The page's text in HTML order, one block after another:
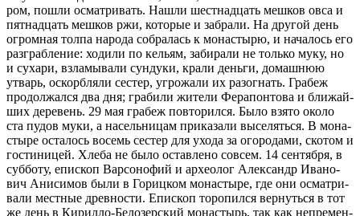
ром, по­шли осмат­ри­вать. На­шли шест­на­дцать меш­ков ов­са и
пят­на­дцать меш­ков ржи, ко­то­рые и за­бра­ли. На дру­гой день
огром­ная тол­па на­ро­да со­бра­лась к мо­на­сты­рю, и на­ча­лось его
раз­граб­ле­ние: хо­ди­ли по ке­льям, за­би­ра­ли не толь­ко му­ку, но
и су­ха­ри, взла­мы­ва­ли сун­ду­ки, кра­ли день­ги, до­маш­нюю
утварь, оскорб­ля­ли се­стер, угро­жа­ли их разо­гнать. Гра­беж
про­дол­жал­ся два дня; гра­би­ли жи­те­ли Фе­ра­пон­то­ва и бли­жай­
ших де­ре­вень. 29 мая гра­беж по­вто­рил­ся. Бы­ло взя­то око­ло
ста пу­дов му­ки, а на­сель­ни­цам при­ка­за­ли вы­се­лять­ся. В мо­на­
сты­ре оста­лось во­семь се­стер для ухо­да за ого­ро­да­ми, ско­том и
го­сти­ни­цей. Хле­ба не бы­ло остав­ле­но со­всем. 14 сен­тяб­ря, в
суб­бо­ту, епи­скоп Вар­со­но­фий и ар­хео­лог Алек­сандр Ива­но­
вич Ани­си­мов бы­ли в Го­риц­ком мо­на­сты­ре, где они осмат­ри­
ва­ли мест­ные древ­но­сти. Епи­скоп то­ро­пил­ся вер­нуть­ся в тот
же день в Ки­рил­ло-Бе­ло­зер­ский мо­на­стырь, так как непре­мен­